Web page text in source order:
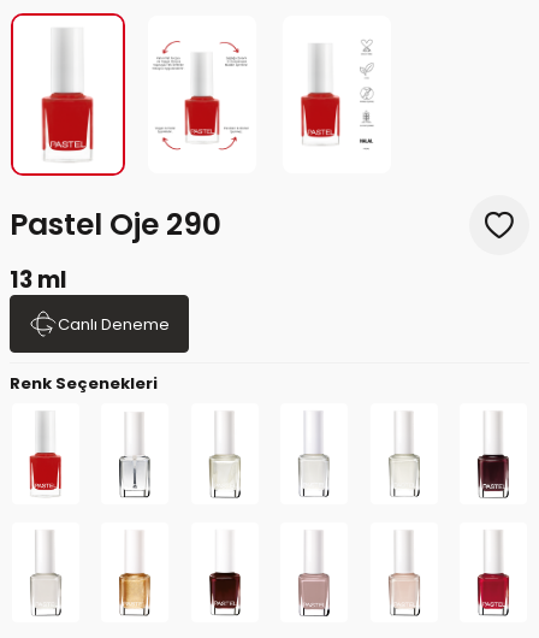
Pastel Oje 290
13 ml
Canlı Deneme
Renk Seçenekleri